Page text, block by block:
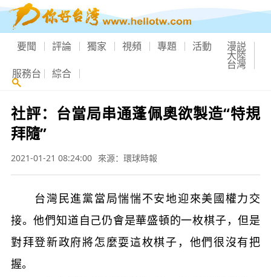
要聞 評論 獨家 視頻 專題 活動 漫説
大陸
台灣
服務台 綜合
社評：台當局串通蓬佩奧欲製造“特規
拜隨”
2021-01-21 08:24:00 來源：環球時報
台灣民進黨當局惴惴不安地迎來美國權力交
接。他們知道自己仍會是華盛頓的一枚棋子，但是
對拜登新政府將怎麼耍這枚棋子，他們很沒有把
握。